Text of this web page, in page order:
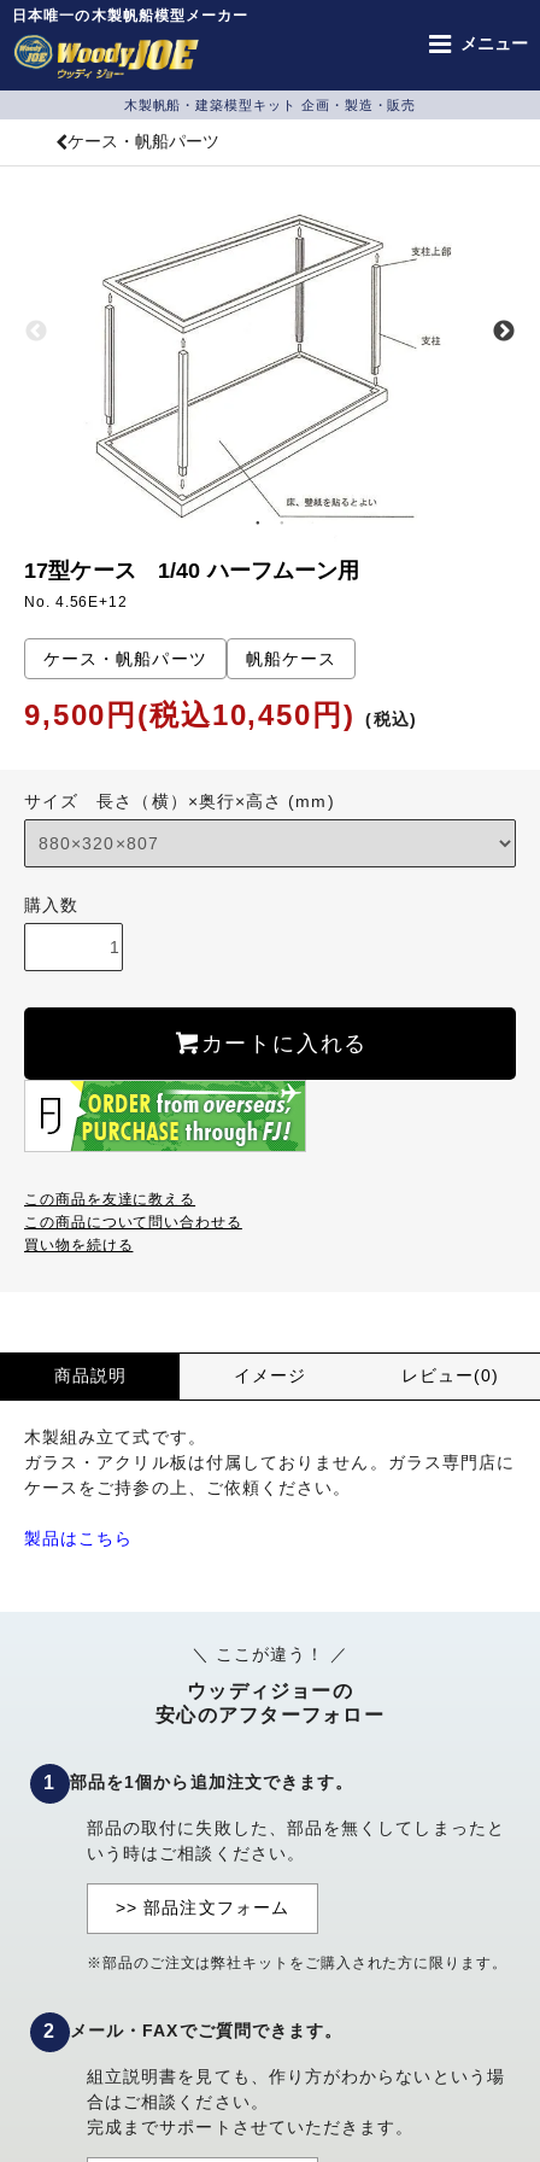
日本唯一の木製帆船模型メーカー
メニュー
木製帆船・建築模型キット 企画・製造・販売
ケース・帆船パーツ
17型ケース 1/40 ハーフムーン用
No. 4.56E+12
ケース・帆船パーツ 帆船ケース
9,500円(税込10,450円) (税込)
サイズ 長さ（横）×奥行×高さ (mm)
購入数
カートに入れる
この商品を友達に教える
この商品について問い合わせる
買い物を続ける
商品説明 イメージ レビュー(0)
木製組み立て式です。
ガラス・アクリル板は付属しておりません。ガラス専門店に
ケースをご持参の上、ご依頼ください。
製品はこちら
＼ ここが違う！ ／
ウッディジョーの
安心のアフターフォロー
部品を1個から追加注文できます。
部品の取付に失敗した、部品を無くしてしまったと
いう時はご相談ください。
>> 部品注文フォーム
※部品のご注文は弊社キットをご購入された方に限ります。
メール・FAXでご質問できます。
組立説明書を見ても、作り方がわからないという場
合はご相談ください。
完成までサポートさせていただきます。